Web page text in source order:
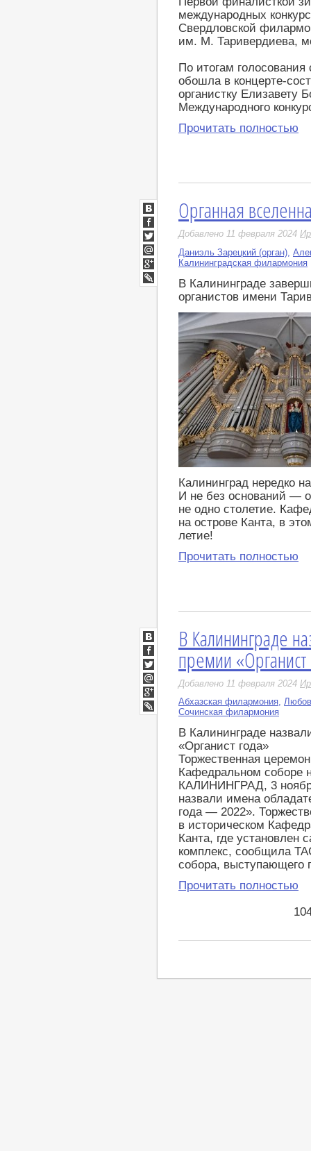
международных
Свердловской
им. М. Таривердиева,
По итогам
обошла в концерте-
органистку Елизавету
Международного
Прочитать полностью
Органная
Добавлено 11 февраля 2024
Даниэль Зарецкий (орган)
Калининградская филармония
В Калининграде
органистов имени
Калининград нередко
И не без оснований —
не одно столетие.
на острове Канта, в
летие!
Прочитать полностью
ВКонтакте
Facebook
Twitter
Мой
Мир
Google+
LiveJournal
В Калининграде
премии
Добавлено 11 февраля 2024
Абхазская филармония,
Сочинская филармония
В Калининграде
«Органист года»
Торжественная
Кафедральном соборе
КАЛИНИНГРАД, 3
назвали имена
года — 2022».
в историческом
Канта, где
комплекс, сообщила
собора, выступающего
Прочитать полностью
ВКонтакте
Facebook
Twitter
Мой
Мир
Google+
LiveJournal